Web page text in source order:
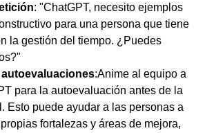
: "ChatGPT, necesito ejemplos
para una persona que tiene
la gestión del tiempo. ¿Puedes
:Anime al equipo a
para la autoevaluación antes de la
Esto puede ayudar a las personas a
fortalezas y áreas de mejora,